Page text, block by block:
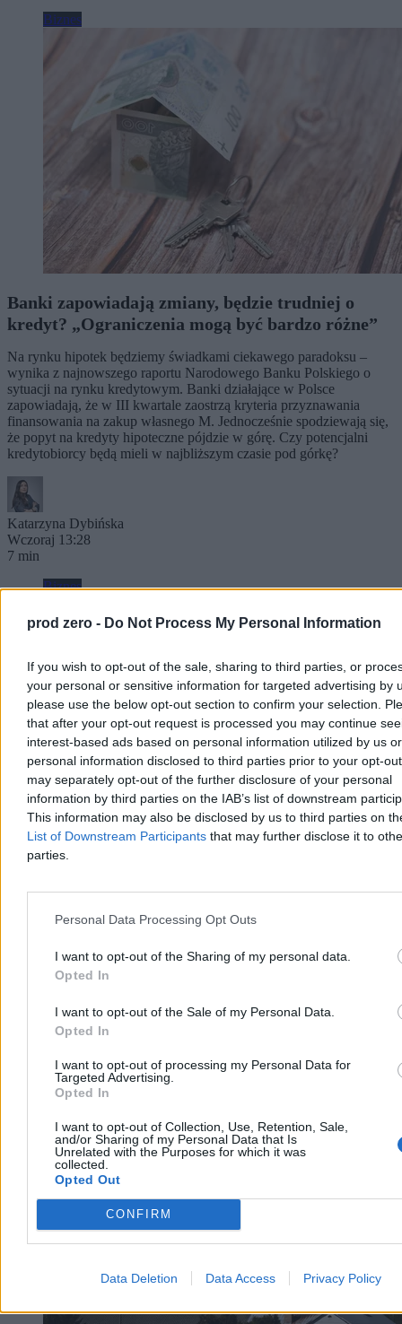
prod zero - Do Not Process My Personal Information
If you wish to opt-out of the sale, sharing to third parties, or
your personal or sensitive information for targeted advertising by
please use the below opt-out section to confirm your selection.
that after your opt-out request is processed you may continue
interest-based ads based on personal information utilized by us or
personal information disclosed to third parties prior to your opt-
may separately opt-out of the further disclosure of your personal
information by third parties on the IAB’s list of downstream
This information may also be disclosed by us to third parties on
List of Downstream Participants that may further disclose it to
parties.
Personal Data Processing Opt Outs
I want to opt-out of the Sharing of my personal data.
Opted In
I want to opt-out of the Sale of my Personal Data.
Opted In
I want to opt-out of processing my Personal Data for
Targeted Advertising.
Opted In
I want to opt-out of Collection, Use, Retention, Sale,
and/or Sharing of my Personal Data that Is
Unrelated with the Purposes for which it was
collected.
Opted Out
CONFIRM
Data Deletion Data Access Privacy Policy
Biznes
Banki zapowiadają zmiany, będzie trudniej o
kredyt? „Ograniczenia mogą być bardzo różne”
Na rynku hipotek będziemy świadkami ciekawego paradoksu –
wynika z najnowszego raportu Narodowego Banku Polskiego o
sytuacji na rynku kredytowym. Banki działające w Polsce
zapowiadają, że w III kwartale zaostrzą kryteria przyznawania
finansowania na zakup własnego M. Jednocześnie spodziewają się,
że popyt na kredyty hipoteczne pójdzie w górę. Czy potencjalni
kredytobiorcy będą mieli w najbliższym czasie pod górkę?
Katarzyna Dybińska
Wczoraj 13:28
7 min
Biznes
tłumaczy się ze swoich słów
– Dość chowania głowy w piasek. Wszyscy wiedzą, że jest problem
Nałęcz odniosła się w programie „Tłit” WP do jej niedawnych słów
o wieku emerytalnym w Polsce. Liderka Polski 2050 jakiś czas
przechodzić na emeryturę w tym samym wieku, co mężczyźni.
Katarzyna Dybińska
07.08.2026
Biznes